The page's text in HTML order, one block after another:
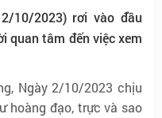
10/2023) rơi vào đầu
quan tâm đến việc xem
Ngày 2/10/2023 chịu
hoàng đạo, trực và sao